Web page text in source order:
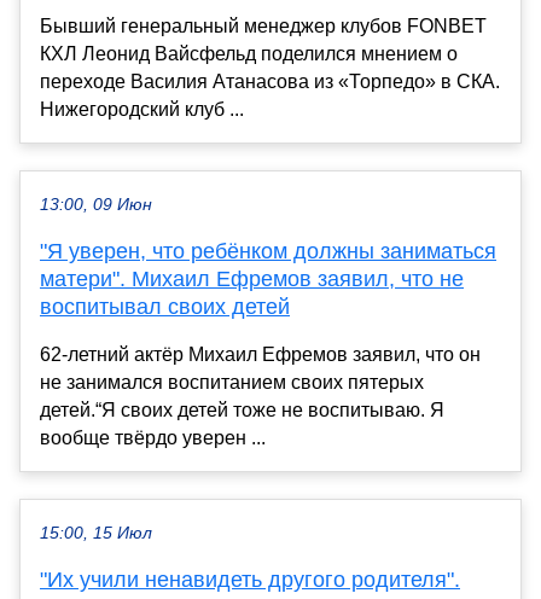
Бывший генеральный менеджер клубов FONBET
КХЛ Леонид Вайсфельд поделился мнением о
переходе Василия Атанасова из «Торпедо» в СКА.
Нижегородский клуб ...
13:00, 09 Июн
"Я уверен, что ребёнком должны заниматься
матери". Михаил Ефремов заявил, что не
воспитывал своих детей
62-летний актёр Михаил Ефремов заявил, что он
не занимался воспитанием своих пятерых
детей.“Я своих детей тоже не воспитываю. Я
вообще твёрдо уверен ...
15:00, 15 Июл
"Их учили ненавидеть другого родителя".